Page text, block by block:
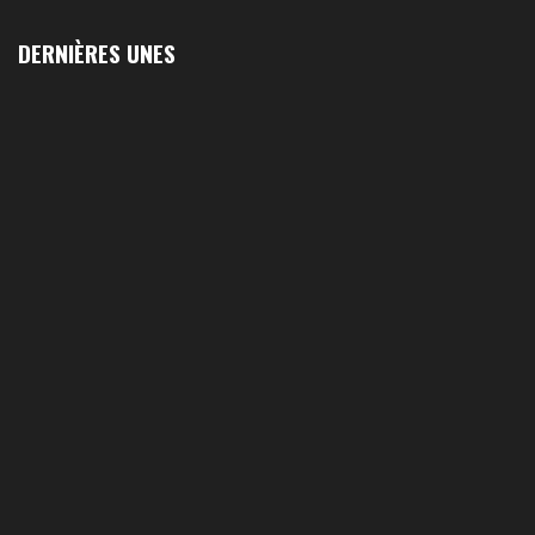
DERNIÈRES UNES